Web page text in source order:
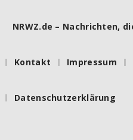
NRWZ.de – Nachrichten,
Kontakt Impressum
Datenschutzerklärung